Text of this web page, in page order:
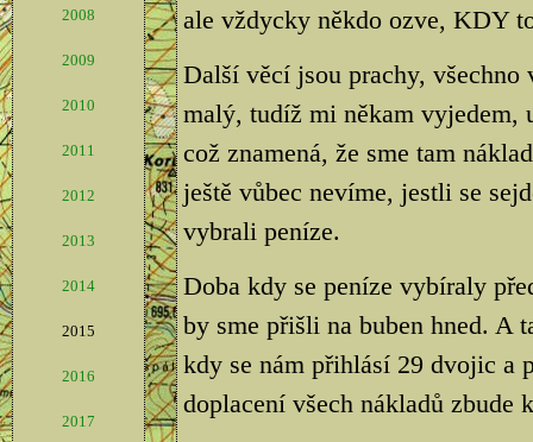
2008
2009
2010
2011
2012
2013
2014
2015
2016
2017
ale vždycky někdo ozve, KDY
Další věcí jsou prachy,
malý, tudíž mi někam vyjedem,
což znamená, že sme tam
ještě vůbec nevíme, jestli se
vybrali peníze.
Doba kdy se peníze vybíraly
by sme přišli na buben hned. A
kdy se nám přihlásí 29 dvojic a
doplacení všech nákladů zbude